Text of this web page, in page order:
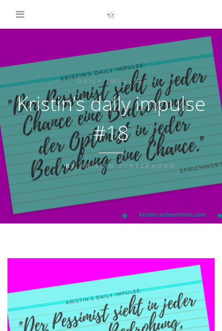
DAILY IMPULSE
Kristin’s daily impulse
#18
BYKRISTIN SCHEERHORN